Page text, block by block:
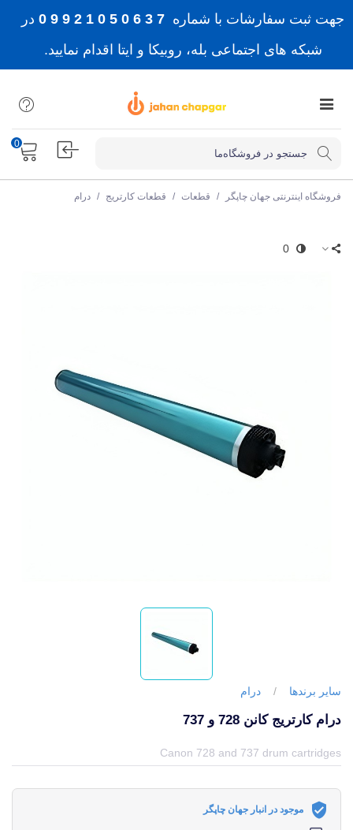
جهت ثبت سفارشات با شماره 7 3 6 0 5 0 1 2 9 9 0
در
شبکه های اجتماعی بله، روبیکا و ایتا اقدام نمایید.
0
فروشگاه اینترنتی جهان چاپگر / قطعات / قطعات کارتریج / درام
0
سایر برندها / درام
درام کارتریج کانن 728 و 737
Canon 728 and 737 drum cartridges
موجود در انبار جهان چاپگر